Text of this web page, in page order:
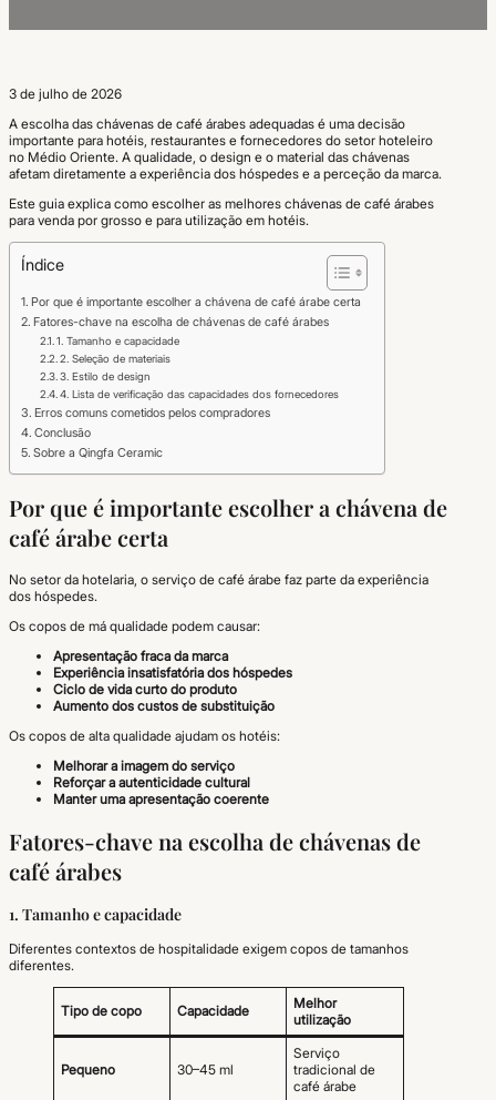
3 de julho de 2026
A escolha das chávenas de café árabes adequadas é uma decisão
importante para hotéis, restaurantes e fornecedores do setor hoteleiro
no Médio Oriente. A qualidade, o design e o material das chávenas
afetam diretamente a experiência dos hóspedes e a perceção da marca.
Este guia explica como escolher as melhores chávenas de café árabes
para venda por grosso e para utilização em hotéis.
Índice
Por que é importante escolher a chávena de café árabe certa
Fatores-chave na escolha de chávenas de café árabes
1. Tamanho e capacidade
2. Seleção de materiais
3. Estilo de design
4. Lista de verificação das capacidades dos fornecedores
Erros comuns cometidos pelos compradores
Conclusão
Sobre a Qingfa Ceramic
Por que é importante escolher a chávena de
café árabe certa
No setor da hotelaria, o serviço de café árabe faz parte da experiência
dos hóspedes.
Os copos de má qualidade podem causar:
Apresentação fraca da marca
Experiência insatisfatória dos hóspedes
Ciclo de vida curto do produto
Aumento dos custos de substituição
Os copos de alta qualidade ajudam os hotéis:
Melhorar a imagem do serviço
Reforçar a autenticidade cultural
Manter uma apresentação coerente
Fatores-chave na escolha de chávenas de
café árabes
1. Tamanho e capacidade
Diferentes contextos de hospitalidade exigem copos de tamanhos
diferentes.
Tipo de copo Capacidade
Melhor
utilização
Pequeno 30–45 ml
Serviço
tradicional de
café árabe